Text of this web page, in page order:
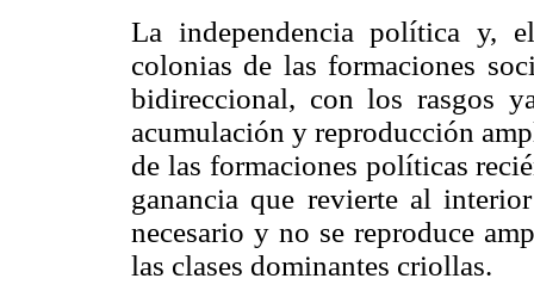
La independencia política y,
colonias de las formaciones
bidireccional, con los rasgos
acumulación y reproducción
de las formaciones políticas
ganancia que revierte al
necesario y no se reproduce
las clases dominantes criollas.